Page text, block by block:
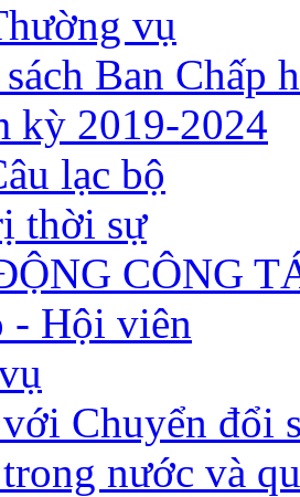
vụ
Ban Chấp
kỳ 2019-2024
lạc bộ
thời sự
CÔNG
- Hội viên
Chuyển đổi
nước và